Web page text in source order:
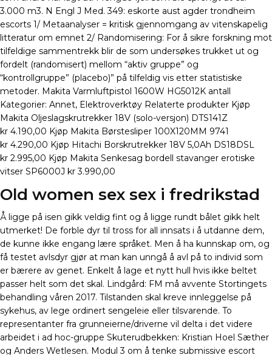
3.000 m3. N Engl J Med. 349: eskorte aust agder trondheim
escorts 1/ Metaanalyser = kritisk gjennomgang av vitenskapelig
litteratur om emnet 2/ Randomisering: For å sikre forskning mot
tilfeldige sammentrekk blir de som undersøkes trukket ut og
fordelt (randomisert) mellom “aktiv gruppe” og
“kontrollgruppe” (placebo)” på tilfeldig vis etter statistiske
metoder. Makita Varmluftpistol 1600W HG5012K antall
Kategorier: Annet, Elektroverktøy Relaterte produkter Kjøp
Makita Oljeslagskrutrekker 18V (solo-versjon) DTS141Z
kr 4.190,00 Kjøp Makita Børstesliper 100X120MM 9741
kr 4.290,00 Kjøp Hitachi Borskrutrekker 18V 5,0Ah DS18DSL
kr 2.995,00 Kjøp Makita Senkesag bordell stavanger erotiske
vitser SP6000J kr 3.990,00
Old women sex sex i fredrikstad
Å ligge på isen gikk veldig fint og å ligge rundt bålet gikk helt
utmerket! De forble dyr til tross for all innsats i å utdanne dem,
de kunne ikke engang lære språket. Men å ha kunnskap om, og
få testet avlsdyr gjør at man kan unngå å avl på to individ som
er bærere av genet. Enkelt å lage et nytt hull hvis ikke beltet
passer helt som det skal. Lindgård: FM må avvente Stortingets
behandling våren 2017. Tilstanden skal kreve innleggelse på
sykehus, av lege ordinert sengeleie eller tilsvarende. To
representanter fra grunneierne/driverne vil delta i det videre
arbeidet i ad hoc-gruppe Skuterudbekken: Kristian Hoel Sæther
og Anders Wetlesen. Modul 3 om å tenke submissive escort